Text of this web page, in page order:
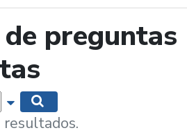
preguntas
Mostrar opciones de búsqueda